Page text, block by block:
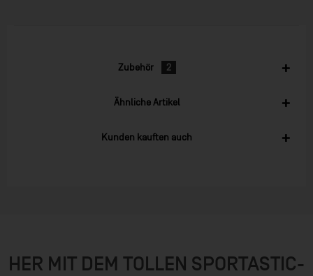
Zubehör 2
Ähnliche Artikel
Kunden kauften auch
HER MIT DEM TOLLEN SPORTASTIC-